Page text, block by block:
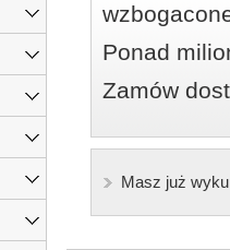
Ponad
Zamów
Masz już